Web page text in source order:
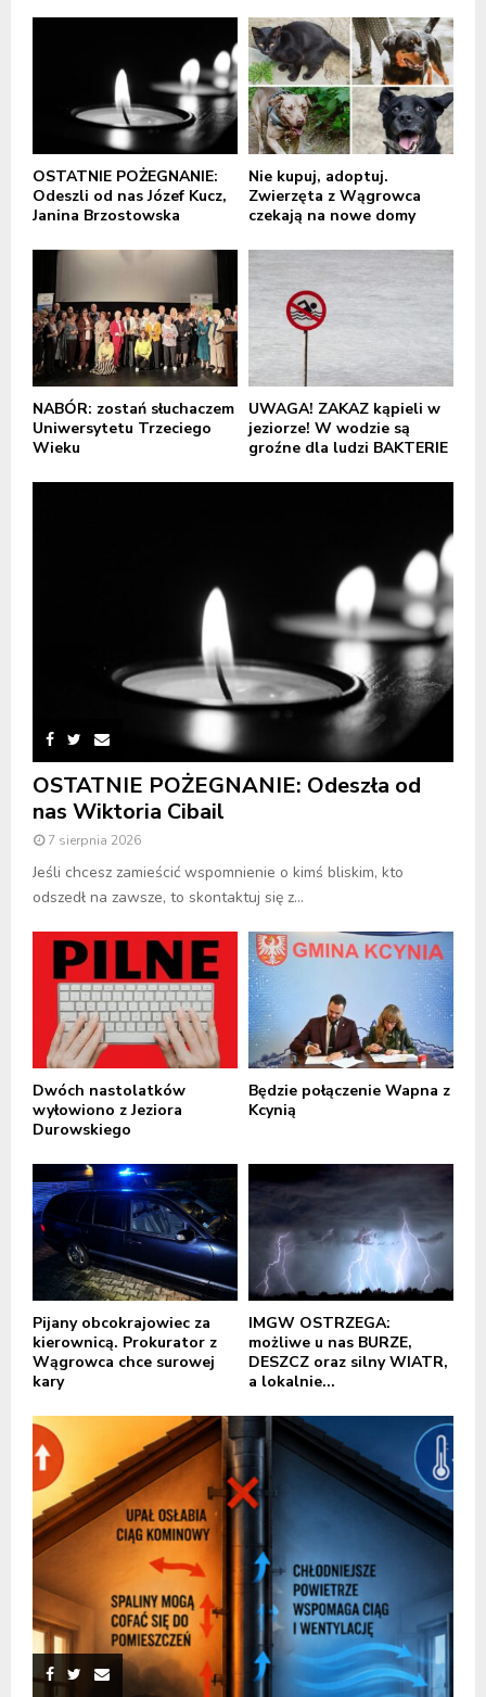
OSTATNIE POŻEGNANIE:
Odeszli od nas Józef Kucz,
Janina Brzostowska
Nie kupuj, adoptuj.
Zwierzęta z Wągrowca
czekają na nowe domy
NABÓR: zostań słuchaczem
Uniwersytetu Trzeciego
Wieku
UWAGA! ZAKAZ kąpieli w
jeziorze! W wodzie są
groźne dla ludzi BAKTERIE
OSTATNIE POŻEGNANIE: Odeszła od
nas Wiktoria Cibail
7 sierpnia 2026
Jeśli chcesz zamieścić wspomnienie o kimś bliskim, kto
odszedł na zawsze, to skontaktuj się z...
Dwóch nastolatków
wyłowiono z Jeziora
Durowskiego
Będzie połączenie Wapna z
Kcynią
Pijany obcokrajowiec za
kierownicą. Prokurator z
Wągrowca chce surowej
kary
IMGW OSTRZEGA:
możliwe u nas BURZE,
DESZCZ oraz silny WIATR,
a lokalnie...